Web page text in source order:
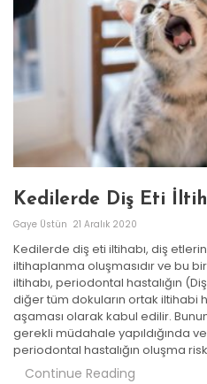
Kedilerde Diş Eti
Gaye Üstün 21 Aralık 2020
Kedilerde diş eti iltihabı, diş
iltihaplanma oluşmasıdır ve bu
iltihabı, periodontal hastalığın
diğer tüm dokuların ortak iltihabi
aşaması olarak kabul edilir.
gerekli müdahale yapıldığında
periodontal hastalığın oluşma
Continue Reading